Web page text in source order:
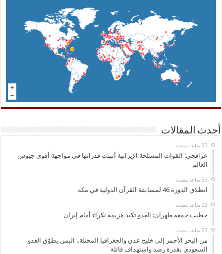
أحدث المقالات
عراقجي: القوات المسلحة الإيرانية أثبتت قدراتها في مواجهة أقوى جيوش
العالم
انطلاق الدورة 46 لمسابقة القرآن الدولية في مكة
خطيب جمعة طهران: العدو تكبد هزيمة نكراء أمام إيران
من البحر الأحمر إلى خليج عدن والجغرافيا المحتلة.. اليمن يطوّق العدو
السعودي بقدرة رصد واستهداف قاتلة